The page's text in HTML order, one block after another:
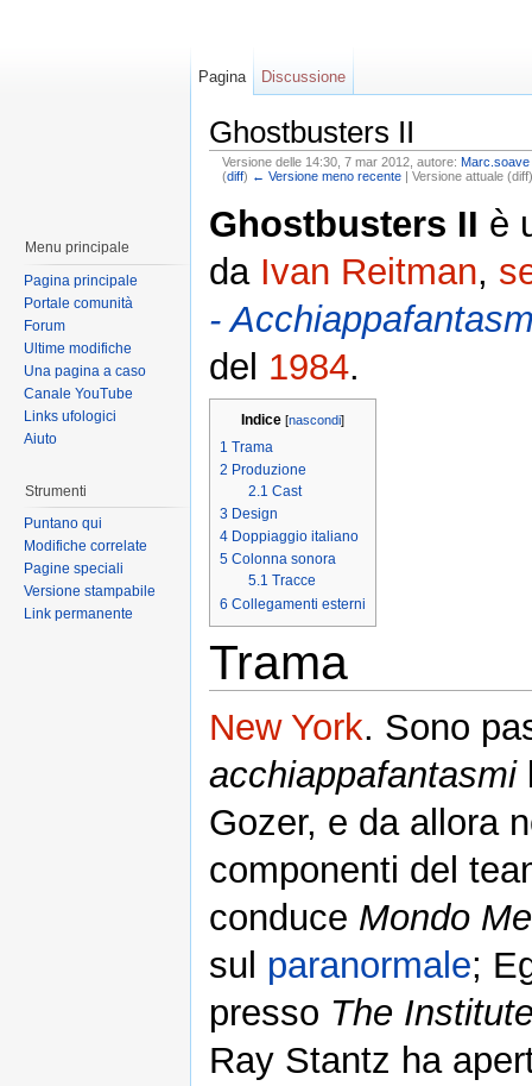
Ghostbusters II
Versione delle 14:30, 7 mar 2012, autore: Marc.soave
(diff) ← Versione meno recente| Versione attuale
Ghostbusters II è
da Ivan Reitman,
-
del 1984.
Indice [nascondi]
1 Trama
2 Produzione
2.1 Cast
3 Design
4 Doppiaggio italiano
5 Colonna sonora
5.1 Tracce
6 Collegamenti esterni
Trama
New York. Sono
acchiappafantasmi
Gozer, e da allora
componenti del
conduce Mondo
sul paranormale;
presso The
Ray Stantz ha
Pagina Discussione
Menu principale
Pagina principale
Portale comunità
Forum
Ultime modifiche
Una pagina a caso
Canale YouTube
Links ufologici
Aiuto
Strumenti
Puntano qui
Modifiche correlate
Pagine speciali
Versione stampabile
Link permanente